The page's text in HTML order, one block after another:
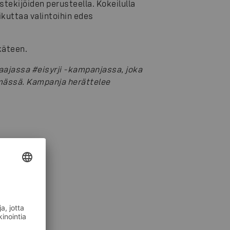
perusteella. Kokeilulla
valintoihin edes
#eisyrji -kampanjassa, joka
Kampanja herättelee